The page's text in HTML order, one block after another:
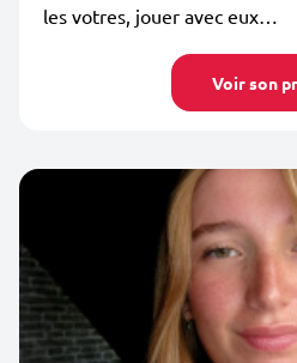
les votres, jouer avec eux…
Voir son